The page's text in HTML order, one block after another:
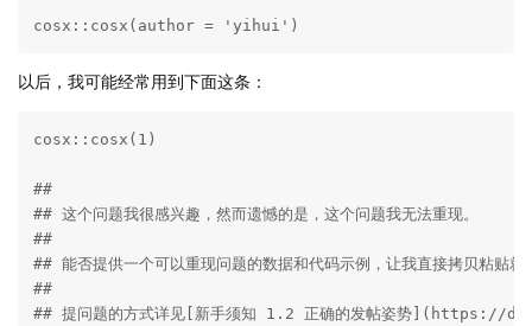
cosx::cosx(author = 'yihui')
以后，我可能经常用到下面这条：
cosx::cosx(1)
##
## 这个问题我很感兴趣，然而遗憾的是，这个问题我无法重现。
##
## 能否提供一个可以重现问题的数据和代码示例，让我直接拷贝
##
## 提问题的方式详见[新手须知 1.2 正确的发帖姿势](https://